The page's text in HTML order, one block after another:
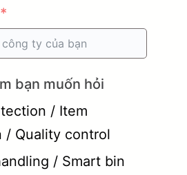
bạn muốn hỏi
/ Item
/ Quality control
/ Smart bin